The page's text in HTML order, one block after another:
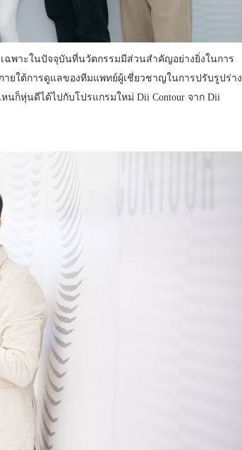
ฉพาะในปัจจุบันที่นวัตกรรมมีส่วนสำคัญอย่างยิ่งในการ
ยใต้การดูแลของทีมแพทย์ผู้เชี่ยวชาญในการปรับรูปร่าง
นก็หุ่นดีได้ไปกับโปรแกรมใหม่ Dii Contour จาก Dii